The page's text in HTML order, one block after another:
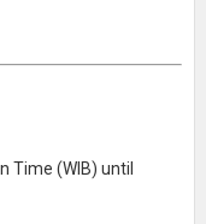
Time (WIB) until